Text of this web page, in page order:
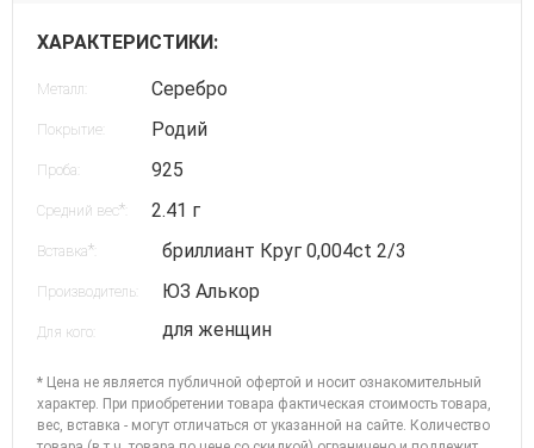
ХАРАКТЕРИСТИКИ:
Металл: Серебро
Покрытие: Родий
Проба: 925
Средний вес* 2.41 г
Вставка* бриллиант Круг 0,004ct 2/3
Производитель: ЮЗ Алькор
Для кого: для женщин
* Цена не является публичной офертой и носит ознакомительный
характер. При приобретении товара фактическая стоимость товара,
вес, вставка - могут отличаться от указанной на сайте. Количество